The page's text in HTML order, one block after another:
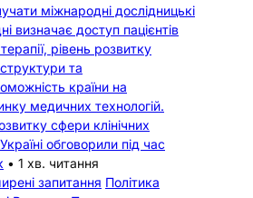
міжнародні дослідницькі
визначає доступ пацієнтів
рівень розвитку
та
країни на
медичних технологій.
сфери клінічних
обговорили під час
• 1 хв. читання
запитання Політика